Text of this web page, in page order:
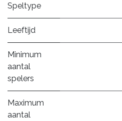
Speltype
Leeftijd
Minimum
aantal
spelers
Maximum
aantal